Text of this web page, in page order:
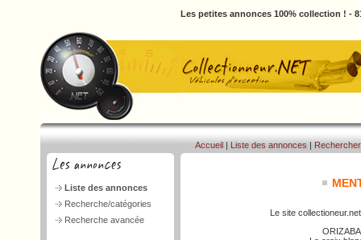
Les petites annonces 100% collection ! -
Liste des annonces
Recherche/catégories
Recherche avancée
Accueil | Liste des annonces | Rechercher
Le site
ORIZABA